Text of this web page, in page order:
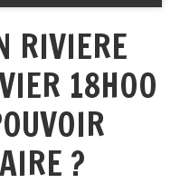
RIVIERE
18H00
?